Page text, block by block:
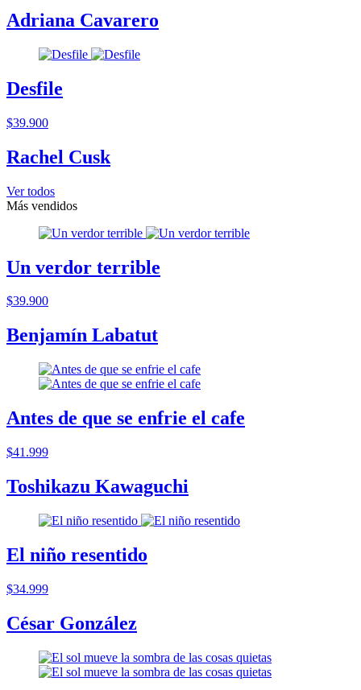
Adriana Cavarero
Desfile
$39.900
Rachel Cusk
Ver todos
Más vendidos
Un verdor terrible
$39.900
Benjamín Labatut
Antes de que se enfrie el cafe
$41.999
Toshikazu Kawaguchi
El niño resentido
$34.999
César González